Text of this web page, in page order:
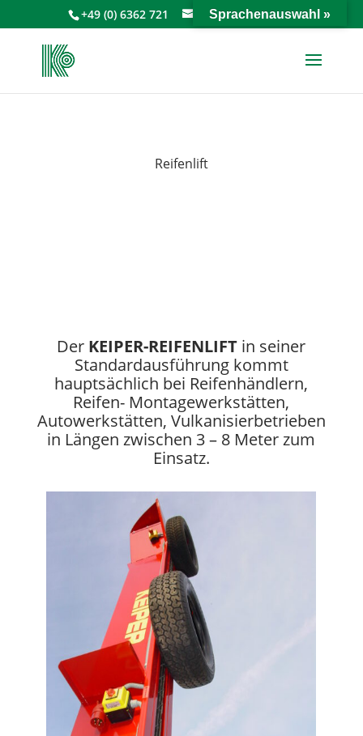
+49 (0) 6362 721 info@keiperkg.de
Reifenlift
Der KEIPER-REIFENLIFT in seiner
Standardausführung kommt
hauptsächlich bei Reifenhändlern,
Reifen- Montagewerkstätten,
Autowerkstätten, Vulkanisierbetrieben
in Längen zwischen 3 – 8 Meter zum
Einsatz.
Sprachenauswahl »